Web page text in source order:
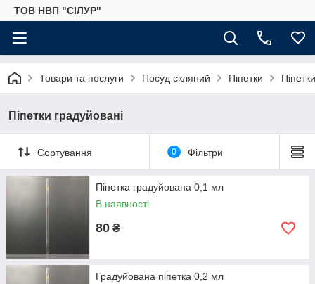
ТОВ НВП "СІЛУР"
Товари та послуги Посуд скляний Піпетки
Піпетки градуйовані
Сортування 0 Фільтри
Піпетка градуйована 0,1 мл
В наявності
80 ₴
Градуйована піпетка 0,2 мл